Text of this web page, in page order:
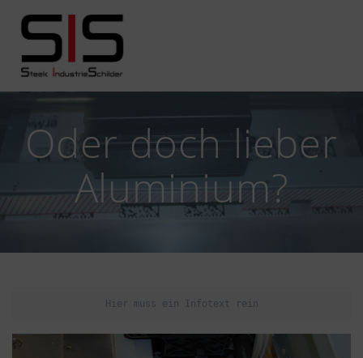
Oder doch lieber
Aluminium?
Hier muss ein Infotext rein